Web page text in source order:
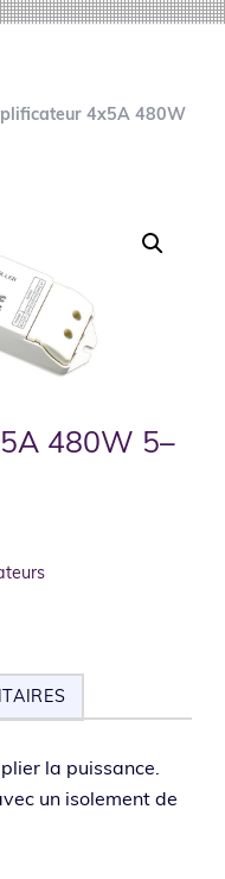
4x5A 480W
480W 5–
la puis­sance.
un iso­le­ment de